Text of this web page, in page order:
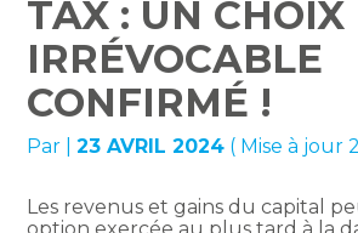
TAX : UN CHOIX
IRRÉVOCABLE
CONFIRMÉ !
Par |23 AVRIL 2024 ( Mise à jour
Les revenus et gains du capital